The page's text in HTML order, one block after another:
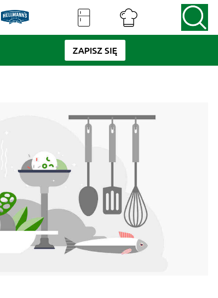
ZAPISZ SIĘ